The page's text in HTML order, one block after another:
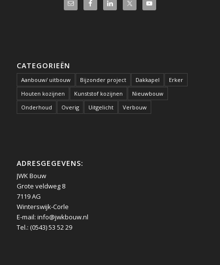
CATEGORIEËN
Aanbouw/ uitbouw Bijzonder project Dakkapel
Erker
Houten kozijnen
Kunststof kozijnen
Nieuwbouw
Onderhoud
Overig Uitgelicht Verbouw
ADRESGEGEVENS:
JWK Bouw
Grote veldweg 8
7119 AG
Winterswijk-Corle
E-mail: info@jwkbouw.nl
Tel.: (0543) 53 52 29